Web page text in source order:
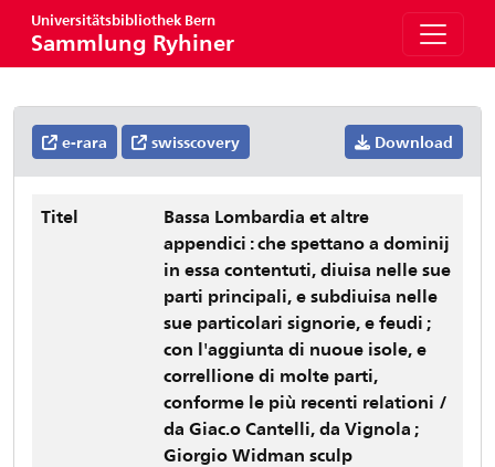
Universitätsbibliothek Bern
Sammlung Ryhiner
e-rara swisscovery Download
Titel
Bassa Lombardia et altre
appendici : che spettano a dominij
in essa contentuti, diuisa nelle sue
parti principali, e subdiuisa nelle
sue particolari signorie, e feudi ;
con l'aggiunta di nuoue isole, e
correllione di molte parti,
conforme le più recenti relationi /
da Giac.o Cantelli, da Vignola ;
Giorgio Widman sculp